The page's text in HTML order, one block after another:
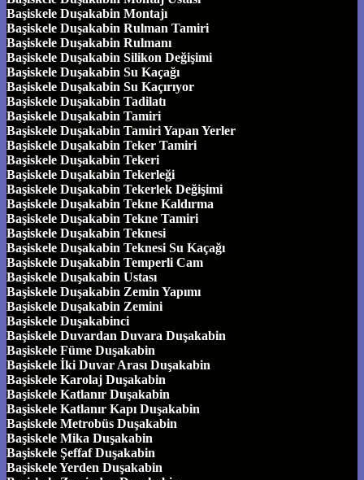
Başiskele Duşakabin Montajı
Başiskele Duşakabin Rulman Tamiri
Başiskele Duşakabin Rulmanı
Başiskele Duşakabin Silikon Değişimi
Başiskele Duşakabin Su Kaçağı
Başiskele Duşakabin Su Kaçırıyor
Başiskele Duşakabin Tadilatı
Başiskele Duşakabin Tamiri
Başiskele Duşakabin Tamiri Yapan Yerler
Başiskele Duşakabin Teker Tamiri
Başiskele Duşakabin Tekeri
Başiskele Duşakabin Tekerleği
Başiskele Duşakabin Tekerlek Değişimi
Başiskele Duşakabin Tekne Kaldırma
Başiskele Duşakabin Tekne Tamiri
Başiskele Duşakabin Teknesi
Başiskele Duşakabin Teknesi Su Kaçağı
Başiskele Duşakabin Temperli Cam
Başiskele Duşakabin Ustası
Başiskele Duşakabin Zemin Yapımı
Başiskele Duşakabin Zemini
Başiskele Duşakabinci
Başiskele Duvardan Duvara Duşakabin
Başiskele Füme Duşakabin
Başiskele İki Duvar Arası Duşakabin
Başiskele Karolaj Duşakabin
Başiskele Katlanır Duşakabin
Başiskele Katlanır Kapı Duşakabin
Başiskele Metrobüs Duşakabin
Başiskele Mika Duşakabin
Başiskele Şeffaf Duşakabin
Başiskele Yerden Duşakabin